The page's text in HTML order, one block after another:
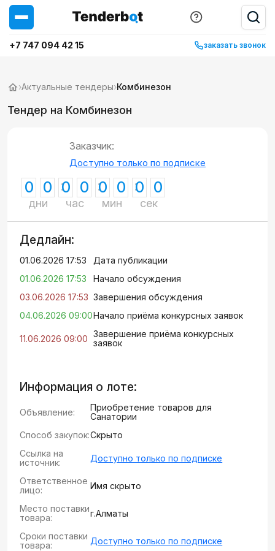
+7 747 094 42 15 заказать звонок
›Актуальные тендеры›Комбинезон
Тендер на Комбинезон
Заказчик:
Доступно только по подписке
0 0
дни
0 0
час
0 0
мин
0 0
сек
Дедлайн:
01.06.2026 17:53
Дата публикации
01.06.2026 17:53
Начало обсуждения
03.06.2026 17:53 Завершения обсуждения
04.06.2026 09:00Начало приёма конкурсных заявок
11.06.2026 09:00 Завершение приёма конкурсных
заявок
Информация о лоте:
Объявление:
Приобретение товаров для
Санатории
Способ закупок:Скрыто
Ссылка на
источник:
Доступно только по подписке
Ответственное
лицо:
Имя скрыто
Место поставки
товара:
г.Алматы
Сроки поставки
товара:
Доступно только по подписке